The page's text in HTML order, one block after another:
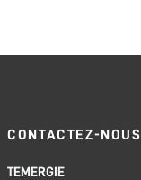
CONTACTEZ-NOUS
TEMERGIE